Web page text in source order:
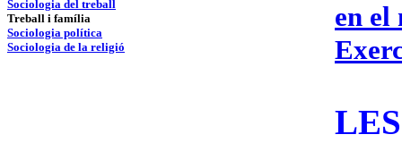
Sociologia del treball
Treball i família
Sociologia política
Sociologia de la religió
en el